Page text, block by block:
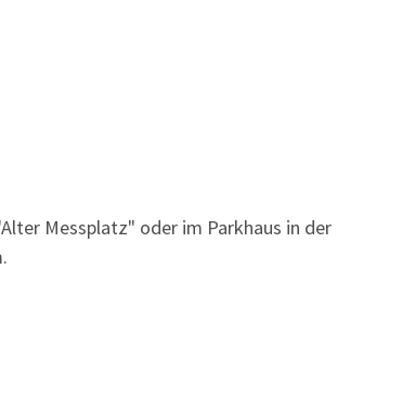
Messplatz" oder im Parkhaus in der